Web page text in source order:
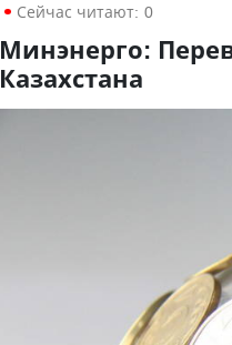
Сейчас читают: 0
Минэнерго:
Казахстана